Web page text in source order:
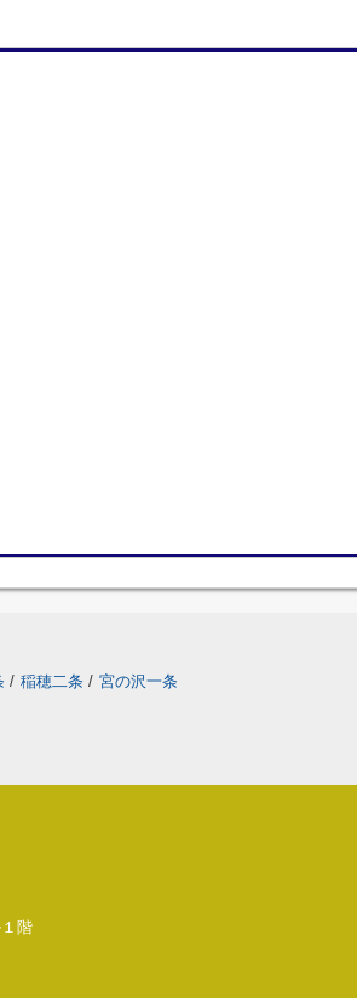
/ 稲穂二条 / 宮の沢一条
階